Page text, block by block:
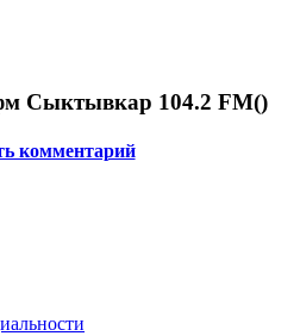
Сыктывкар 104.2 FM()
комментарий